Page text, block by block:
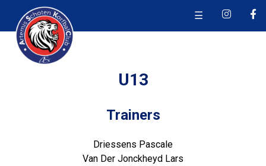
☰
U13
Trainers
Driessens Pascale
Van Der Jonckheyd Lars